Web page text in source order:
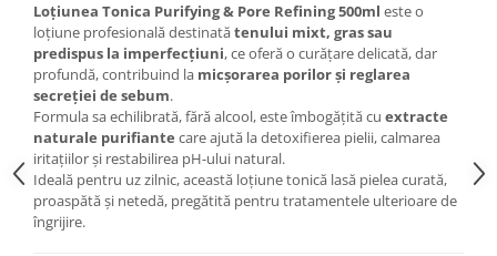
Loțiunea Tonica Purifying & Pore Refining 500ml este o
loțiune profesională destinatătenului mixt, gras sau
predispus la imperfecțiuni, ce oferă o curățare delicată, dar
profundă, contribuind la micșorarea porilor și reglarea
secreției de sebum.
Formula sa echilibrată, fără alcool, este îmbogățită cu extracte
naturale purifiante care ajută la detoxifierea pielii, calmarea
iritațiilor și restabilirea pH-ului natural.
Ideală pentru uz zilnic, această loțiune tonică lasă pielea curată,
proaspătă și netedă, pregătită pentru tratamentele ulterioare de
îngrijire.